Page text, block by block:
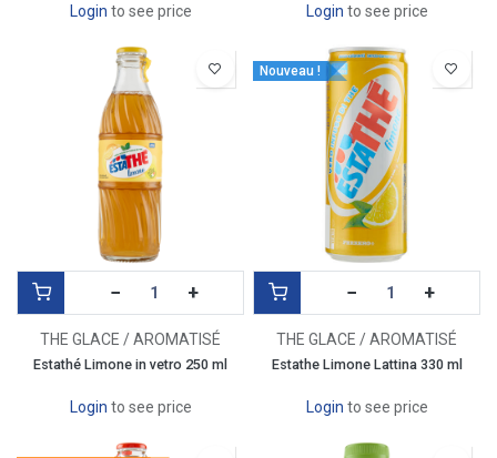
Login to see price Login to see price
− +
THE GLACE / AROMATISÉ
Estathé Limone in vetro 250 ml
Login to see price
Nouveau !
− +
THE GLACE / AROMATISÉ
Estathe Limone Lattina 330 ml
Login to see price